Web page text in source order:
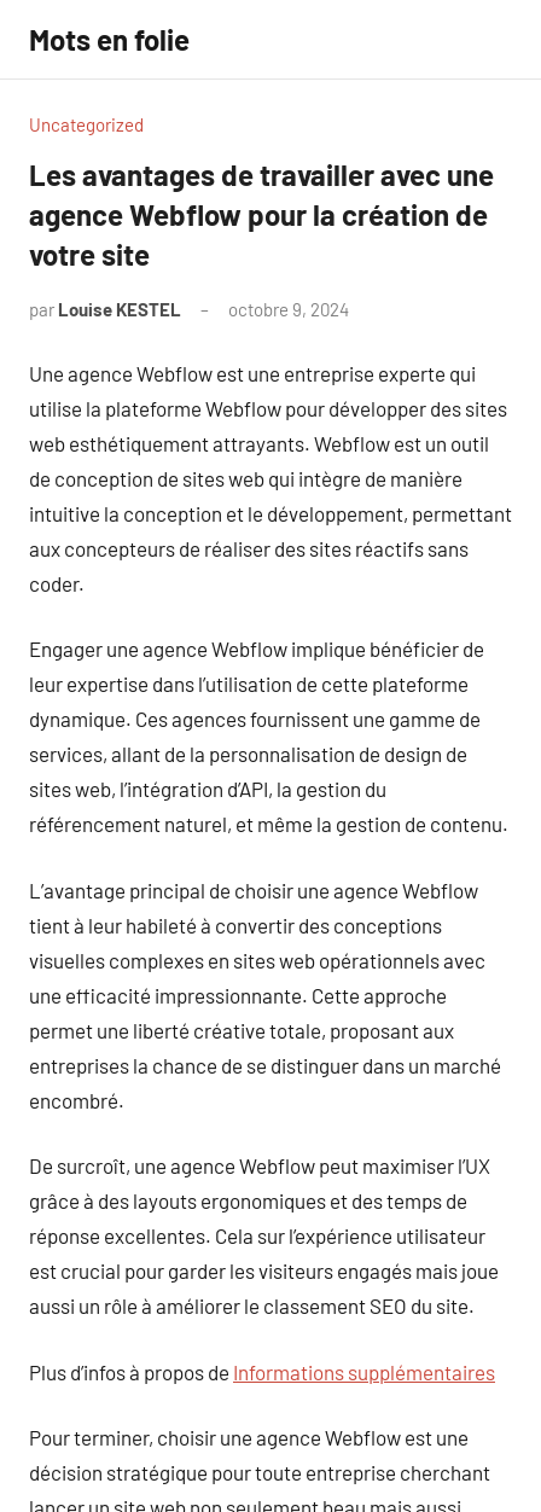
contenu
Mots en folie
Uncategorized
Les avantages de travailler avec une
agence Webflow pour la création de
votre site
par Louise KESTEL octobre 9, 2024
Une agence Webflow est une entreprise experte qui
utilise la plateforme Webflow pour développer des sites
web esthétiquement attrayants. Webflow est un outil
de conception de sites web qui intègre de manière
intuitive la conception et le développement, permettant
aux concepteurs de réaliser des sites réactifs sans
coder.
Engager une agence Webflow implique bénéficier de
leur expertise dans l’utilisation de cette plateforme
dynamique. Ces agences fournissent une gamme de
services, allant de la personnalisation de design de
sites web, l’intégration d’API, la gestion du
référencement naturel, et même la gestion de contenu.
L’avantage principal de choisir une agence Webflow
tient à leur habileté à convertir des conceptions
visuelles complexes en sites web opérationnels avec
une efficacité impressionnante. Cette approche
permet une liberté créative totale, proposant aux
entreprises la chance de se distinguer dans un marché
encombré.
De surcroît, une agence Webflow peut maximiser l’UX
grâce à des layouts ergonomiques et des temps de
réponse excellentes. Cela sur l’expérience utilisateur
est crucial pour garder les visiteurs engagés mais joue
aussi un rôle à améliorer le classement SEO du site.
Plus d’infos à propos de Informations supplémentaires
Pour terminer, choisir une agence Webflow est une
décision stratégique pour toute entreprise cherchant
lancer un site web non seulement beau mais aussi